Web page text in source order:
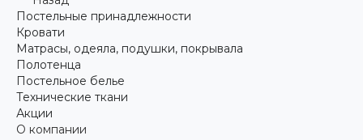
Постельные принадлежности
Кровати
Матрасы, одеяла, подушки, покрывала
Полотенца
Постельное белье
Технические ткани
Акции
О компании